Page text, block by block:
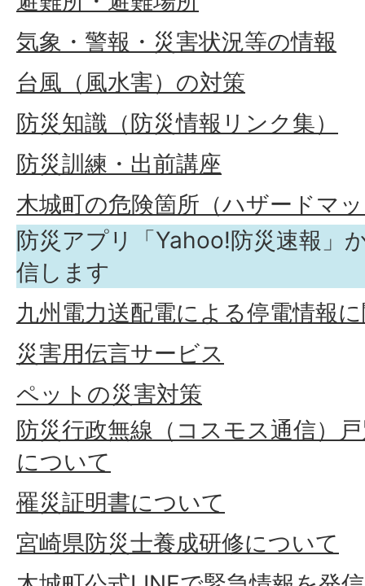
気象・警報・災害状況等の情報
台風（風水害）の対策
防災知識（防災情報リンク集）
防災訓練・出前講座
木城町の危険箇所（ハザードマ
防災アプリ「Yahoo!防災速報」
信します
九州電力送配電による停電情報
災害用伝言サービス
ペットの災害対策
防災行政無線（コスモス通信）
について
罹災証明書について
宮崎県防災士養成研修について